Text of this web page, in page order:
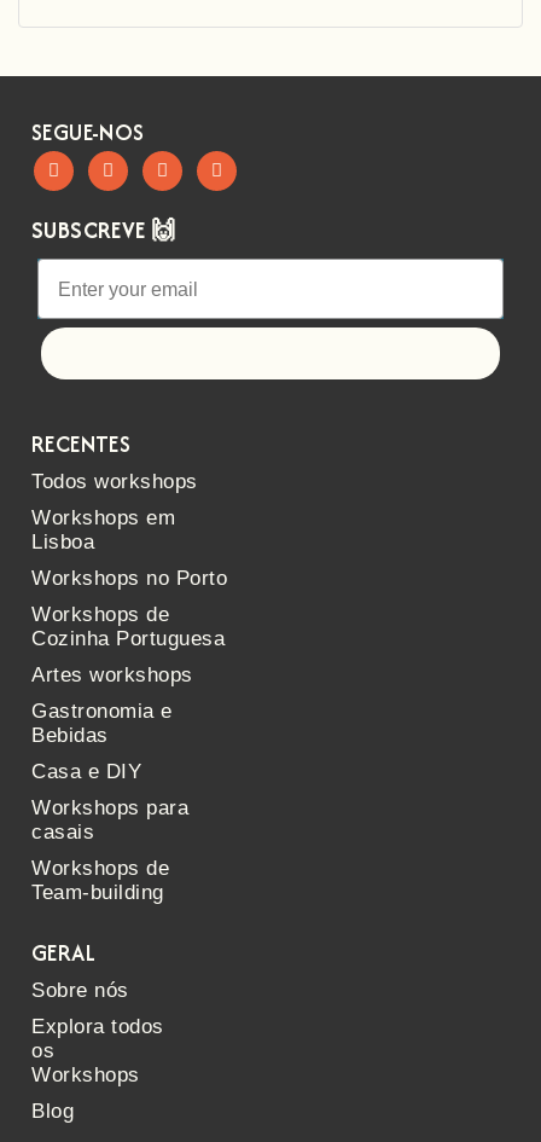
SEGUE-NOS
SUBSCREVE 🙌
RECENTES
Todos workshops
Workshops em
Lisboa
Workshops no Porto
Workshops de
Cozinha Portuguesa
Artes workshops
Gastronomia e
Bebidas
Casa e DIY
Workshops para
casais
Workshops de
Team-building
GERAL
Sobre nós
Explora todos
os
Workshops
Blog